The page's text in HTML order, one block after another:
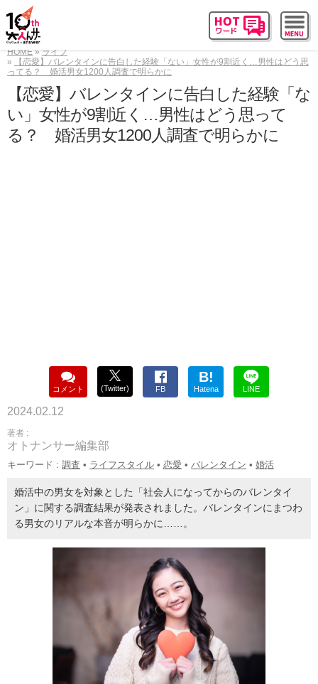
HOME
ライフ
【恋愛】バレンタインに告白した経験「ない」女性が9割近く…男性はどう思
ってる？ 婚活男女1200人調査で明らかに
【恋愛】バレンタインに告白した経験「な
い」女性が9割近く…男性はどう思って
る？ 婚活男女1200人調査で明らかに
コメント (Twitter) FB
B!
Hatena LINE
2024.02.12
著者 :
オトナンサー編集部
キーワード : 調査 • ライフスタイル • 恋愛 • バレンタイン • 婚活
婚活中の男女を対象とした「社会人になってからのバレンタイ
ン」に関する調査結果が発表されました。バレンタインにまつわ
る男女のリアルな本音が明らかに……。